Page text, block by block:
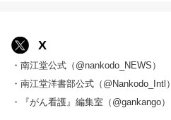
X
・南江堂公式（@nankodo_NEWS）
・南江堂洋書部公式（@Nankodo_Intl）
・『がん看護』編集室（@gankango）